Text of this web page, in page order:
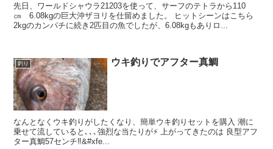
先日、ワールドシャウラ21203を使って、サーフのテトラから110
㎝ 6.08kgの巨大沖ザヨリを仕留めました。 ヒットシーンはこちら
2kgのカンパチに続き2匹目の魚でしたが、6.08kgもありロ...
釣り ウキ釣りでアフター真鯛
なんとなくウキ釣りがしたくなり、簡単ウキ釣りセットを購入 潮に
乗せて流していると､､､強烈な当たりが⚡️ 上がってきたのは 良型アフ
ター真鯛57センチ‼&#xfe...